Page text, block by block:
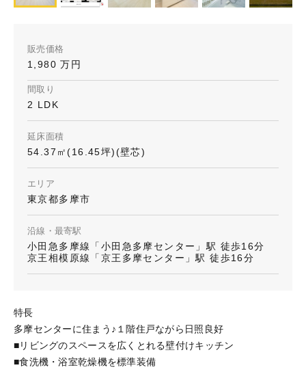
販売価格
1,980 万円
間取り
2 LDK
延床面積
54.37㎡(16.45坪)(壁芯)
エリア
東京都多摩市
沿線・最寄駅
小田急多摩線「小田急多摩センター」駅 徒歩16分
京王相模原線「京王多摩センター」駅 徒歩16分
特長
多摩センターに住まう♪１階住戸ながら日照良好
■リビングのスペースを広くとれる壁付けキッチン
■食洗機・浴室乾燥機を標準装備